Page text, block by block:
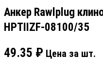
Анкер Rawlplug
HPTIIZF-08100/35
49.35 ₽ Цена за шт.